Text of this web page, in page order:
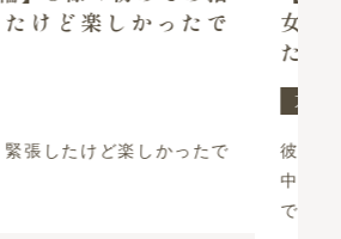
楽しい思い出ができまし
テル札幌店
楽しい思い出ができました！ 制作
の方のお気遣いもあり楽しかった